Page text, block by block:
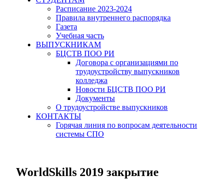
Расписание 2023-2024
Правила внутреннего распорядка
Газета
Учебная часть
ВЫПУСКНИКАМ
БЦСТВ ПОО РИ
Договора с организациями по
трудоустройству выпускников
колледжа
Новости БЦСТВ ПОО РИ
Документы
О трудоустройстве выпускников
КОНТАКТЫ
Горячая линия по вопросам деятельности
системы СПО
WorldSkills 2019 закрытие